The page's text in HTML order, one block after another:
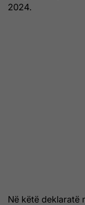
2024.
Në këtë deklaratë